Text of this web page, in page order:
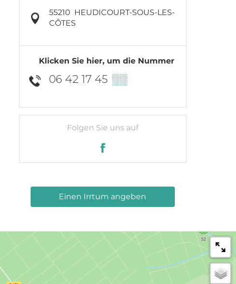
55210 HEUDICOURT-SOUS-LES-
CÔTES
Klicken Sie hier, um die Nummer
06 42 17 45 ▒▒
Folgen Sie uns auf
Einen Irrtum angeben